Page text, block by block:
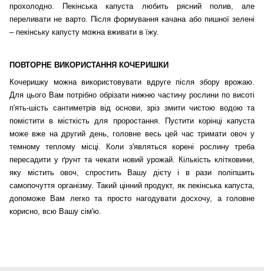
прохолодно. Пекінська капуста любить рясний полив, але
переливати не варто. Після формування качана або пишної зелені
– пекінську капусту можна вживати в їжу.
ПОВТОРНЕ ВИКОРИСТАННЯ КОЧЕРИШКИ
Кочеришку можна використовувати вдруге після збору врожаю.
Для цього Вам потрібно обрізати нижню частину рослини по висоті
п'ять-шість сантиметрів від основи, зріз змити чистою водою та
помістити в місткість для проростання. Пустити корінці капуста
може вже на другий день, головне весь цей час тримати овоч у
темному теплому місці. Коли з'являться корені рослину треба
пересадити у ґрунт та чекати новий урожай. Кількість клітковини,
яку містить овоч, спростить Вашу дієту і в рази поліпшить
самопочуття організму. Такий цінний продукт, як пекінська капуста,
допоможе Вам легко та просто нагодувати досхочу, а головне
корисно, всю Вашу сім'ю.